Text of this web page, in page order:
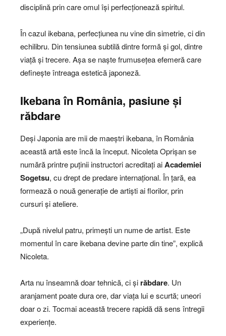
disciplină prin care omul își perfecționează spiritul.
În cazul ikebana, perfecțiunea nu vine din simetrie, ci din
echilibru. Din tensiunea subtilă dintre formă și gol, dintre
viață și trecere. Așa se naște frumusețea efemeră care
definește întreaga estetică japoneză.
Ikebana în România, pasiune și
răbdare
Deși Japonia are mii de maeștri ikebana, în România
această artă este încă la început. Nicoleta Oprișan se
numără printre puținii instructori acreditați aiAcademiei
Sogetsu, cu drept de predare internațional. În țară, ea
formează o nouă generație de artiști ai florilor, prin
cursuri și ateliere.
„După nivelul patru, primești un nume de artist. Este
momentul în care ikebana devine parte din tine”, explică
Nicoleta.
Arta nu înseamnă doar tehnică, ci și răbdare. Un
aranjament poate dura ore, dar viața lui e scurtă; uneori
doar o zi. Tocmai această trecere rapidă dă sens întregii
experiențe.